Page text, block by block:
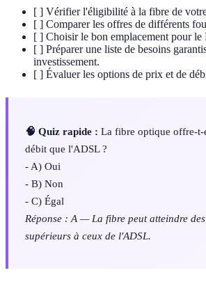
[ ] Vérifier l'éligibilité à la fibre de
[ ] Comparer les offres de différents
[ ] Choisir le bon emplacement pour le
[ ] Préparer une liste de besoins
investissement.
[ ] Évaluer les options de prix et de
🧠 Quiz rapide : La fibre optique offre-
débit que l'ADSL ?
- A) Oui
- B) Non
- C) Égal
Réponse : A — La fibre peut atteindre
supérieurs à ceux de l'ADSL.